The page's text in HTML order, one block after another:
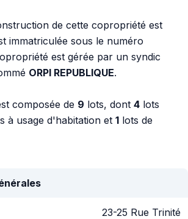
de cette copropriété est
immatriculée sous le numéro
est gérée par un syndic
ORPI REPUBLIQUE.
composée de 9 lots, dont 4 lots
à usage d'habitation et 1 lots de
23-25 Rue Trinité